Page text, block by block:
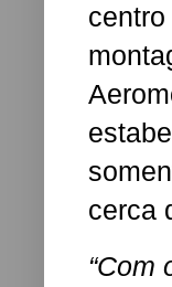
cerca
“Com